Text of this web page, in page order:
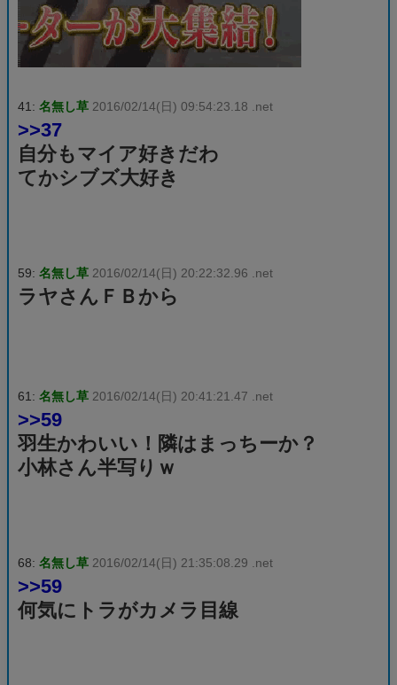
41: 名無し草 2016/02/14(日) 09:54:23.18 .net
>>37
自分もマイア好きだわ
てかシブズ大好き
59: 名無し草 2016/02/14(日) 20:22:32.96 .net
ラヤさんＦＢから
61: 名無し草 2016/02/14(日) 20:41:21.47 .net
>>59
羽生かわいい！隣はまっちーか？
小林さん半写りｗ
68: 名無し草 2016/02/14(日) 21:35:08.29 .net
>>59
何気にトラがカメラ目線